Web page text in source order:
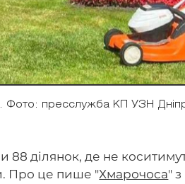
Фото: пресслужба КП УЗН
88 ділянок, де не
Про це пише "Хмарочоса"